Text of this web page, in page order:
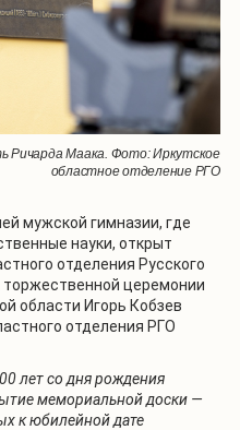
Ричарда Маака. Фото: Иркутское
областное отделение РГО
мужской гимназии, где
науки, открыт
отделения Русского
церемонии
области Игорь Кобзев
отделения РГО
лет со дня рождения
мемориальной доски —
к юбилейной дате